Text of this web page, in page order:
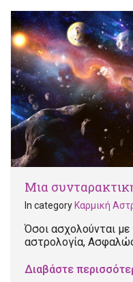
Μια
In category Καρμική
Όσοι ασχολούνται
αστρολογία,
Διαβάστε